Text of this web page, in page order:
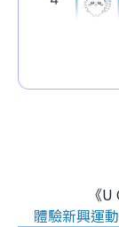
《
體驗新興運